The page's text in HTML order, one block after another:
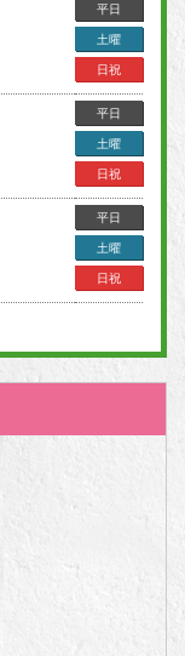
平日
土曜
日祝
平日
土曜
日祝
平日
土曜
日祝